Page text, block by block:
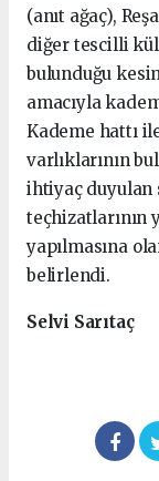
(anıt ağaç),
diğer tescilli
bulunduğu
amacıyla
Kademe hattı
varlıklarının
ihtiyaç duyulan
teçhizatlarının
yapılmasına
belirlendi.
Selvi Sarıtaç